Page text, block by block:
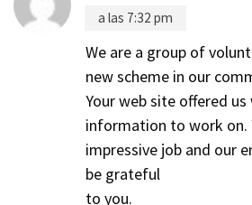
a las 7:32 pm
We are a group of
new scheme in our
Your web site offered
information to work on.
impressive job and our
be grateful
to you.